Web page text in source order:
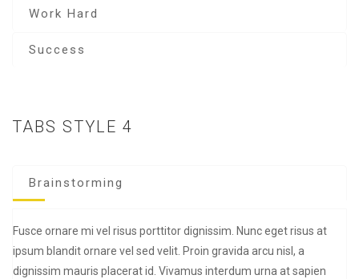
Work Hard
Success
TABS STYLE 4
Brainstorming
Fusce ornare mi vel risus porttitor dignissim. Nunc eget risus at
ipsum blandit ornare vel sed velit. Proin gravida arcu nisl, a
dignissim mauris placerat id. Vivamus interdum urna at sapien